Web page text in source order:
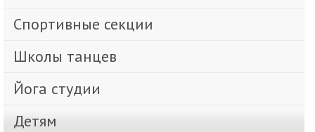
Спортивные секции
Школы танцев
Йога студии
Детям